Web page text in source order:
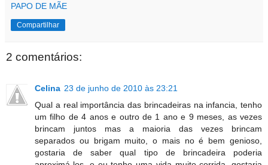
PAPO DE MÃE
Compartilhar
2 comentários:
Celina 23 de junho de 2010 às 23:21
Qual a real importância das brincadeiras na infancia, tenho
um filho de 4 anos e outro de 1 ano e 9 meses, as vezes
brincam juntos mas a maioria das vezes brincam
separados ou brigam muito, o mais no é bem genioso,
gostaria de saber qual tipo de brincadeira poderia